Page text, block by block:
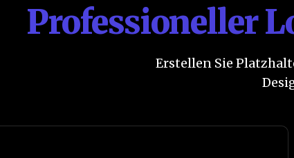
Professioneller
Erstellen Sie